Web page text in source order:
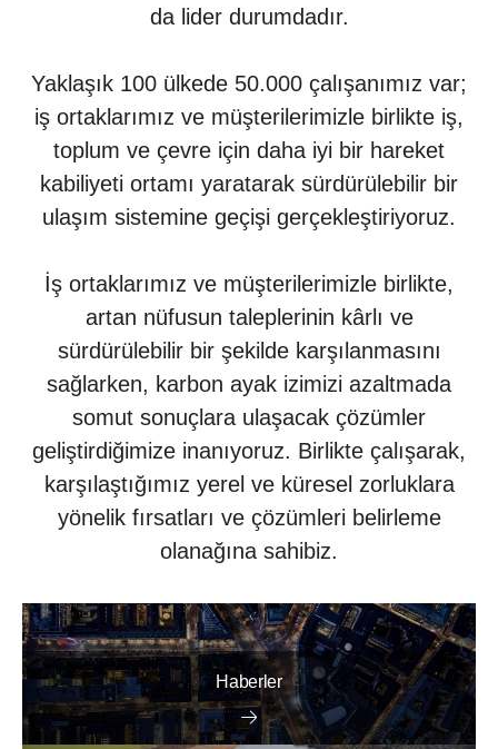
da lider durumdadır.
Yaklaşık 100 ülkede 50.000 çalışanımız var;
iş ortaklarımız ve müşterilerimizle birlikte iş,
toplum ve çevre için daha iyi bir hareket
kabiliyeti ortamı yaratarak sürdürülebilir bir
ulaşım sistemine geçişi gerçekleştiriyoruz.
İş ortaklarımız ve müşterilerimizle birlikte,
artan nüfusun taleplerinin kârlı ve
sürdürülebilir bir şekilde karşılanmasını
sağlarken, karbon ayak izimizi azaltmada
somut sonuçlara ulaşacak çözümler
geliştirdiğimize inanıyoruz. Birlikte çalışarak,
karşılaştığımız yerel ve küresel zorluklara
yönelik fırsatları ve çözümleri belirleme
olanağına sahibiz.
Haberler